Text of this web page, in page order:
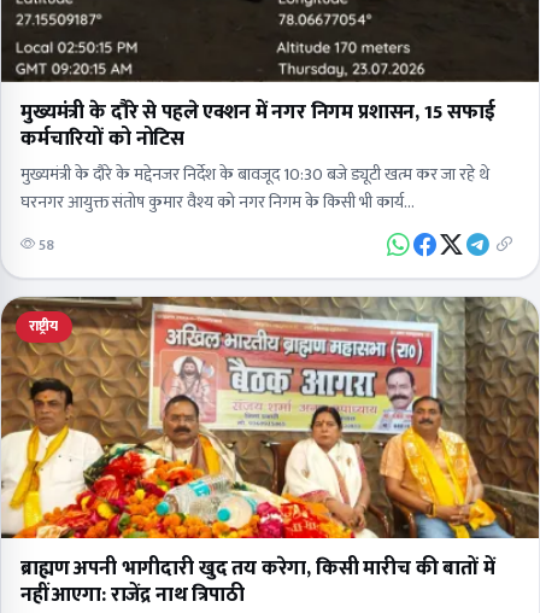
मुख्यमंत्री के दौरे से पहले एक्शन में नगर निगम प्रशासन, 15 सफाई
कर्मचारियों को नोटिस
मुख्यमंत्री के दौरे के मद्देनजर निर्देश के बावजूद 10:30 बजे ड्यूटी खत्म कर जा रहे थे
घरनगर आयुक्त संतोष कुमार वैश्य को नगर निगम के किसी भी कार्य…
58
राष्ट्रीय
ब्राह्मण अपनी भागीदारी खुद तय करेगा, किसी मारीच की बातों में
नहीं आएगा: राजेंद्र नाथ त्रिपाठी